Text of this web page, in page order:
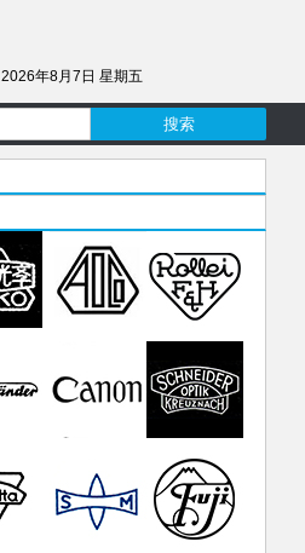
2026年8月7日 星期五